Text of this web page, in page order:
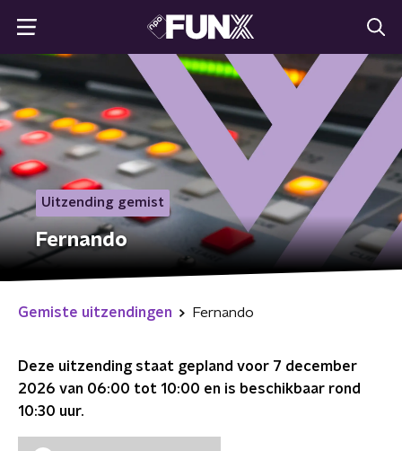
Uitzending gemist
Fernando
Gemiste uitzendingen Fernando
Deze uitzending staat gepland voor 7 december
2026 van 06:00 tot 10:00 en is beschikbaar rond
10:30 uur.